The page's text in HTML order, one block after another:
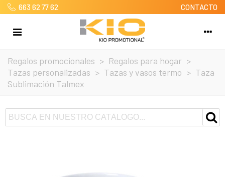
663 62 77 62 CONTACTO
Regalos promocionales > Regalos para hogar >
Tazas personalizadas > Tazas y vasos termo > Taza
Sublimación Talmex